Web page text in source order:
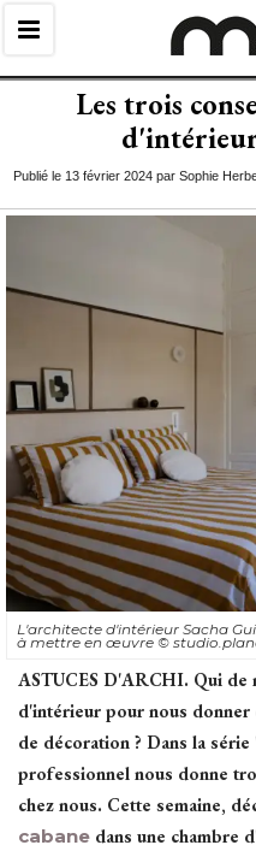
Les trois
d'intérieur
Publié le 13 février 2024 par Sophie
L'architecte d'intérieur Sacha
à mettre en œuvre ©
ASTUCES D'ARCHI. Qui de
d'intérieur pour nous donner
de décoration ? Dans la
professionnel nous donne
chez nous. Cette semaine,
cabane dans une chambre